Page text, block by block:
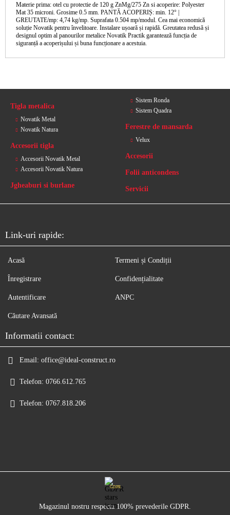
Materie prima: otel cu protectie de 120 g ZnMg/275 Zn si acoperire: Polyester
Mat 35 microni. Grosime 0.5 mm. PANTĂ ACOPERIȘ: min. 12° |
GREUTATE/mp: 4,74 kg/mp. Suprafata 0.504 mp/modul. Cea mai economică
soluție Novatik pentru învelitoare. Instalare ușoară și rapidă. Greutatea redusă și
designul optim al panourilor metalice Novatik Practik garantează funcția de
siguranță a acoperișului și buna funcționare a acestuia.
Tigla metalica
Novatik Metal
Novatik Natura
Accesorii tigla
Accesorii Novatik Metal
Accesorii Novatik Natura
Jgheaburi si burlane
Sistem Ronda
Sistem Quadra
Ferestre de mansarda
Velux
Accesorii
Folii anticondens
Servicii
Link-uri rapide:
Acasă
Înregistrare
Autentificare
Căutare Avansată
Termeni și Condiții
Confidențialitate
ANPC
Informatii contact:
Email: office@ideal-construct.ro
Telefon: 0766.612.765
Telefon: 0767.818.206
GDPR
Magazinul nostru respecta 100% prevederile GDPR.